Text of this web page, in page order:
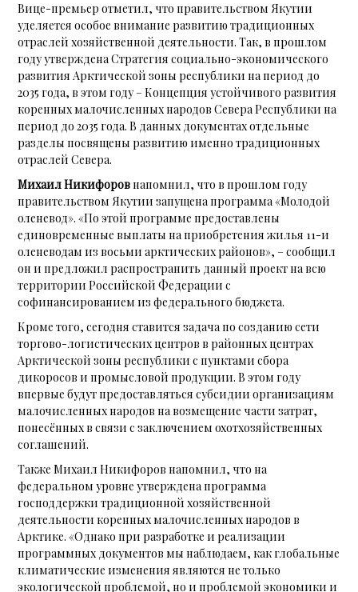
Вице-премьер отметил, что правительством Якутии
уделяется особое внимание развитию традиционных
отраслей хозяйственной деятельности. Так, в прошлом
году утверждена Стратегия социально-экономического
развития Арктической зоны республики на период до
2035 года, в этом году – Концепция устойчивого развития
коренных малочисленных народов Севера Республики на
период до 2035 года. В данных документах отдельные
разделы посвящены развитию именно традиционных
отраслей Севера.
Михаил Никифоровнапомнил, что в прошлом году
правительством Якутии запущена программа «Молодой
оленевод». «По этой программе предоставлены
единовременные выплаты на приобретения жилья 11-и
оленеводам из восьми арктических районов», – сообщил
он и предложил распространить данный проект на всю
территории Российской Федерации с
софинансированием из федерального бюджета.
Кроме того, сегодня ставится задача по созданию сети
торгово-логистических центров в районных центрах
Арктической зоны республики с пунктами сбора
дикоросов и промысловой продукции. В этом году
впервые будут предоставляться субсидии организациям
малочисленных народов на возмещение части затрат,
понесённых в связи с заключением охотхозяйственных
соглашений.
Также Михаил Никифоров напомнил, что на
федеральном уровне утверждена программа
господдержки традиционной хозяйственной
деятельности коренных малочисленных народов в
Арктике. «Однако при разработке и реализации
программных документов мы наблюдаем, как глобальные
климатические изменения являются не только
экологической проблемой, но и проблемой экономики и